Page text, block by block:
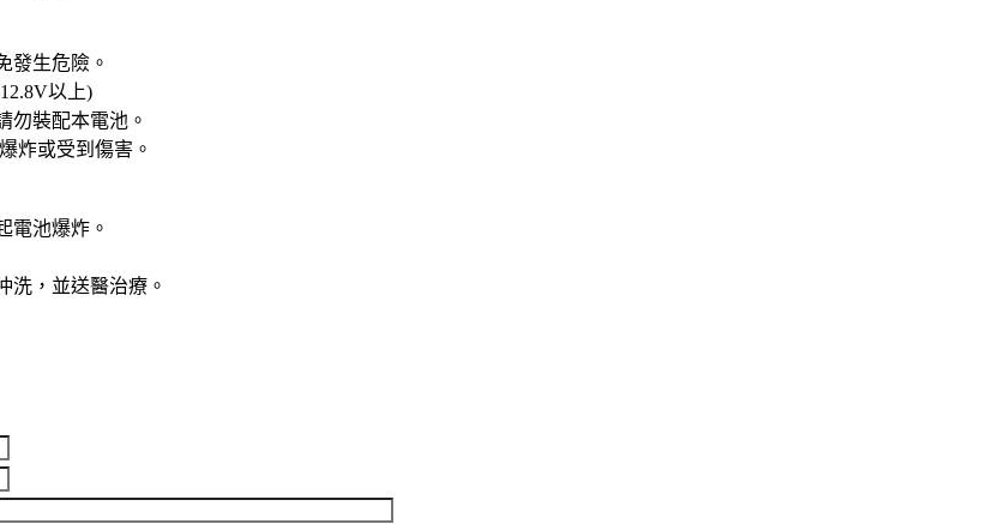
發生危險。
以上)
勿裝配本電池。
炸或受到傷害。
電池爆炸。
洗，並送醫治療。